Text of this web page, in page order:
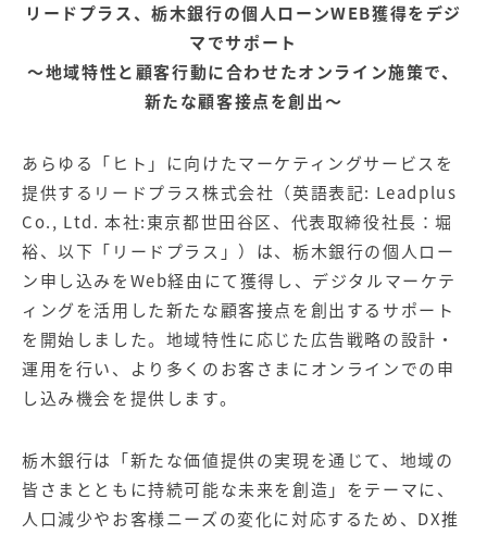
マーケティングサービスの製品
【店舗型ビジネス向け】エリ
【金融機関向け】マーケティ
ング
【IT企業向け】マーケティン
グ
サービス
SNSアカウント運用代行サー
ビス（LINE）
広告プロモーションの製品
【クリニック向け】新規集患
Web広告サービス
【歯科業界向け】新規集患
Web広告パッケージ
【塾・個別塾業界向け】新規
集客Web広告パッケージ
サイトアクセス増加パッケー
商圏ねらいうちパッケージ 求人パッケージ
Web制作の製品
リードプラス、栃木銀行の個人ローンWEB獲得をデジ
マでサポート
～地域特性と顧客行動に合わせたオンライン施策で、
新たな顧客接点を創出～
あらゆる「ヒト」に向けたマーケティングサービスを
提供するリードプラス株式会社（英語表記: Leadplus
Co., Ltd. 本社:東京都世田谷区、代表取締役社長：堀
裕、以下「リードプラス」）は、栃木銀行の個人ロー
ン申し込みをWeb経由にて獲得し、デジタルマーケテ
ィングを活用した新たな顧客接点を創出するサポート
を開始しました。地域特性に応じた広告戦略の設計・
運用を行い、より多くのお客さまにオンラインでの申
し込み機会を提供します。
栃木銀行は「新たな価値提供の実現を通じて、地域の
皆さまとともに持続可能な未来を創造」をテーマに、
人口減少やお客様ニーズの変化に対応するため、DX推